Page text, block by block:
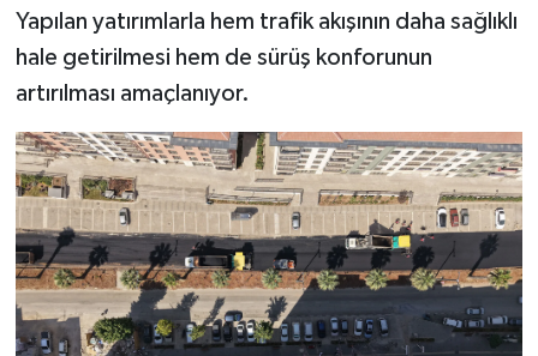
Yapılan yatırımlarla hem trafik akışının daha sağlıklı
hale getirilmesi hem de sürüş konforunun
artırılması amaçlanıyor.